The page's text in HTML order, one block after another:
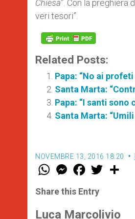
Chiesa”. Con la preghiera
veri tesori”.
Related Posts:
Papa: “No ai
Santa Marta:
Papa: “I santi
Santa Marta:
NOVEMBRE 13, 2016 18:20
W
t
s
p
M
e
s
e
g
F
a
e
b
o
w
r
Share this Entry
Luca Marcolivio